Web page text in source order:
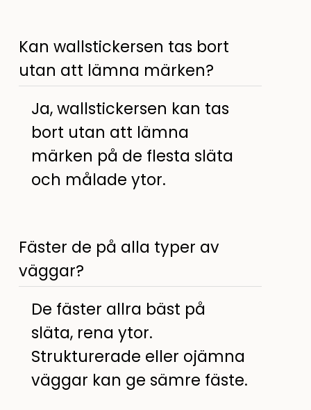
Kan wallstickersen tas bort
utan att lämna märken?
Ja, wallstickersen kan tas
bort utan att lämna
märken på de flesta släta
och målade ytor.
Fäster de på alla typer av
väggar?
De fäster allra bäst på
släta, rena ytor.
Strukturerade eller ojämna
väggar kan ge sämre fäste.